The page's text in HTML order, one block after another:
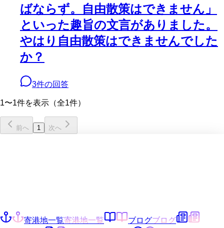
ばならず。自由散策はできません」
といった趣旨の文言がありました。
やはり自由散策はできませんでした
か？
3件の回答
1〜1件を表示（全1件）
前へ 1 次へ
寄港地一覧寄港地一覧 ブログブログ